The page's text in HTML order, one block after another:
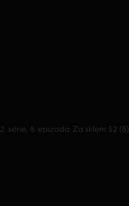
2. série, 8. epizoda: Za sklem S2 (8)